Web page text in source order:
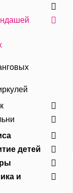
детей
и